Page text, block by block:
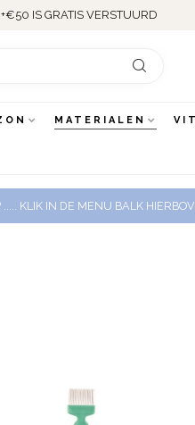
IS GRATIS VERSTUURD
MATERIALEN
KLIK IN DE MENU BALK